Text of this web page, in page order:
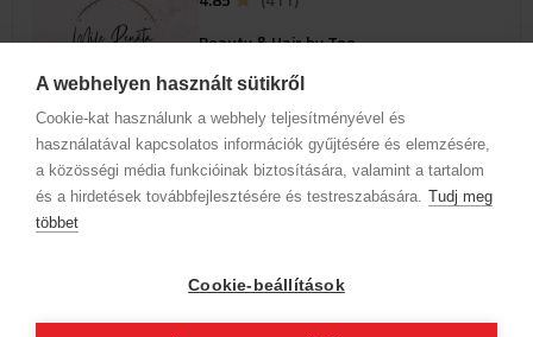
A webhelyen használt sütikről
Cookie-kat használunk a webhely teljesítményével és
használatával kapcsolatos információk gyűjtésére és elemzésére,
a közösségi média funkcióinak biztosítására, valamint a tartalom
és a hirdetések továbbfejlesztésére és testreszabására. Tudj meg
többet
Cookie-beállítások
Szolgáltatások
Beauty & Hair by Teo
1113 Budapest, XI. kerület
Budapest Bartók Béla út. 99